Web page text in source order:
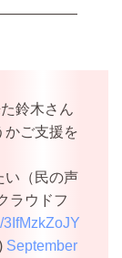
鈴木さん
かご支援を
い（民の声
ラウドフ
3IfMzkZoJY
September